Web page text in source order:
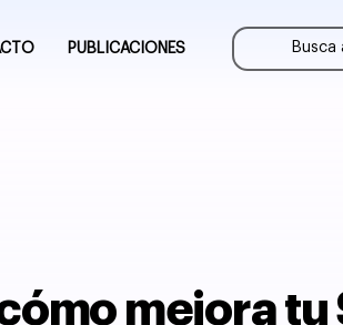
PUBLICACIONES
mejora tu